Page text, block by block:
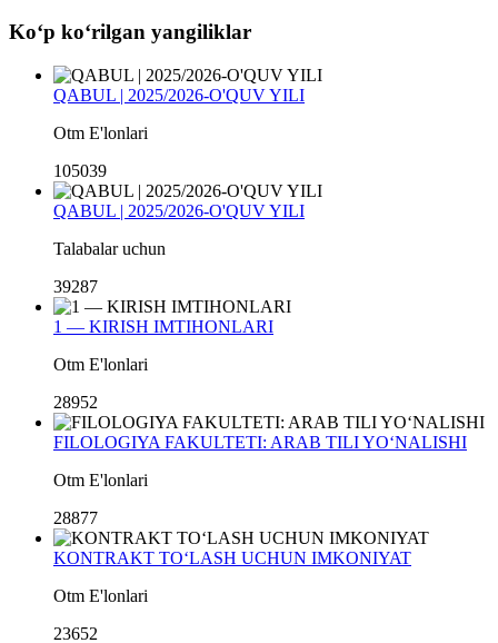
Koʻp koʻrilgan yangiliklar
QABUL | 2025/2026-O'QUV YILI
Otm E'lonlari
105039
QABUL | 2025/2026-O'QUV YILI
Talabalar uchun
39287
1 — KIRISH IMTIHONLARI
Otm E'lonlari
28952
FILOLOGIYA FAKULTETI: ARAB TILI YO‘NALISHI
Otm E'lonlari
28877
KONTRAKT TO‘LASH UCHUN IMKONIYAT
Otm E'lonlari
23652